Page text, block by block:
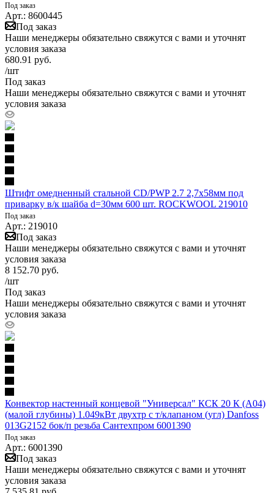
Под заказ
Арт.: 8600445
Под заказ
Наши менеджеры обязательно свяжутся с вами и уточнят
условия заказа
680.91 руб.
/шт
Под заказ
Наши менеджеры обязательно свяжутся с вами и уточнят
условия заказа
Штифт омедненный стальной CD/PWP 2.7 2,7х58мм под
приварку в/к шайба d=30мм 600 шт. ROCKWOOL 219010
Под заказ
Арт.: 219010
Под заказ
Наши менеджеры обязательно свяжутся с вами и уточнят
условия заказа
8 152.70 руб.
/шт
Под заказ
Наши менеджеры обязательно свяжутся с вами и уточнят
условия заказа
Конвектор настенный концевой "Универсал" КСК 20 К (А04)
(малой глубины) 1.049кВт двухтр с т/клапаном (угл) Danfoss
013G2152 бок/п резьба Сантехпром 6001390
Под заказ
Арт.: 6001390
Под заказ
Наши менеджеры обязательно свяжутся с вами и уточнят
условия заказа